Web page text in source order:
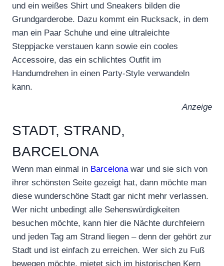
und ein weißes Shirt und Sneakers bilden die
Grundgarderobe. Dazu kommt ein Rucksack, in dem
man ein Paar Schuhe und eine ultraleichte
Steppjacke verstauen kann sowie ein cooles
Accessoire, das ein schlichtes Outfit im
Handumdrehen in einen Party-Style verwandeln
kann.
Anzeige
STADT, STRAND,
BARCELONA
Wenn man einmal in Barcelonawar und sie sich von
ihrer schönsten Seite gezeigt hat, dann möchte man
diese wunderschöne Stadt gar nicht mehr verlassen.
Wer nicht unbedingt alle Sehenswürdigkeiten
besuchen möchte, kann hier die Nächte durchfeiern
und jeden Tag am Strand liegen – denn der gehört zur
Stadt und ist einfach zu erreichen. Wer sich zu Fuß
bewegen möchte, mietet sich im historischen Kern